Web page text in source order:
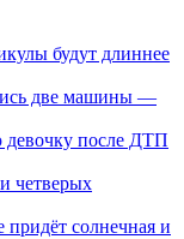
будут длиннее
две машины —
после ДТП
четверых
солнечная и